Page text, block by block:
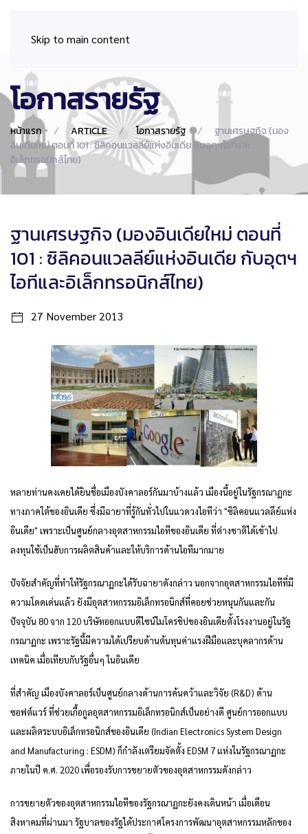
Skip to main content
โอกาสรายรัฐ
หน้าแรก ARTICLE โอกาสรายรัฐ
ฐานเศรษฐกิจ (มอง
อินเดียใหม่ ตอนที่ 101 : ซิลิคอนแวลลีย์แห่งอินเดีย กับอุตฯไอทีและ
อิเล็กทรอนิกส์ไทย)
ฐานเศรษฐกิจ (มองอินเดียใหม่ ตอนที่
101 : ซิลิคอนแวลลีย์แห่งอินเดีย กับอุตฯ
ไอทีและอิเล็กทรอนิกส์ไทย)
27 November 2013
หลายท่านคงเคยได้ยินชื่อเมืองบังคาลอร์กันมาบ้างแล้ว เมืองนี้อยู่ในรัฐกรณาฏกะ
ทางภาคใต้ของอินเดีย ซึ่งมีฉายาที่รู้กันทั่วไปในแวดวงไอทีว่า "ซิลิคอนแวลลีย์แห่ง
อินเดีย" เพราะเป็นศูนย์กลางอุตสาหกรรมไอทีของอินเดีย ที่ต่างชาติได้เข้าไป
ลงทุนใช้เป็นฮับการผลิตสินค้าและให้บริการด้านไอทีมากมาย
ปัจจัยสำคัญที่ทำให้รัฐกรณาฏกะได้รับฉายาดังกล่าว นอกจากอุตสาหกรรมไอทีที่มี
ความโดดเด่นแล้ว ยังมีอุตสาหกรรมอิเล็กทรอนิกส์ที่คอยช่วยหนุนกันและกัน
ปัจจุบัน 80 จาก 120 บริษัทออกแบบดีไซน์ไมโครชิปของอินเดียตั้งโรงงานอยู่ในรัฐ
กรณาฏกะ เพราะรัฐนี้มีความได้เปรียบด้านต้นทุนค่าแรงฝีมือและบุคลากรด้าน
เทคนิค เมื่อเทียบกับรัฐอื่นๆ ในอินเดีย
ที่สำคัญ เมืองบังคาลอร์เป็นศูนย์กลางด้านการค้นคว้าและวิจัย (R&D) ด้าน
ซอฟต์แวร์ ที่ช่วยเกื้อกูลอุตสาหกรรมอิเล็กทรอนิกส์เป็นอย่างดี ศูนย์การออกแบบ
และผลิตระบบอิเล็กทรอนิกส์ของอินเดีย (Indian Electronics System Design
and Manufacturing : ESDM) ก็กำลังเตรียมจัดตั้ง EDSM 7 แห่งในรัฐกรณาฏกะ
ภายในปี ค.ศ. 2020 เพื่อรองรับการขยายตัวของอุตสาหกรรมดังกล่าว
การขยายตัวของอุตสาหกรรมไอทีของรัฐกรณาฏกะยังคงเดินหน้า เมื่อเดือน
สิงหาคมที่ผ่านมา รัฐบาลของรัฐได้ประกาศโครงการพัฒนาอุตสาหกรรมหลักของ